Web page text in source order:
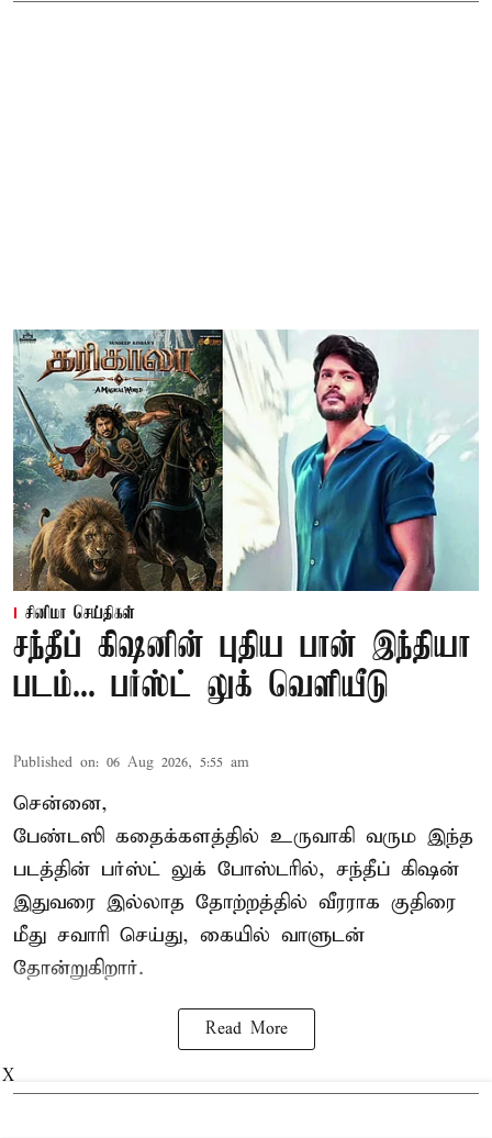
சினிமா செய்திகள்
சந்தீப் கிஷனின் புதிய பான் இந்தியா
படம்... பர்ஸ்ட் லுக் வெளியீடு
Published on: 06 Aug 2026, 5:55 am
சென்னை,
பேண்டஸி கதைக்களத்தில் உருவாகி வரும இந்த
படத்தின் பர்ஸ்ட் லுக் போஸ்டரில், சந்தீப் கிஷன்
இதுவரை இல்லாத தோற்றத்தில் வீரராக குதிரை
மீது சவாரி செய்து, கையில் வாளுடன்
தோன்றுகிறார்.
Read More
X